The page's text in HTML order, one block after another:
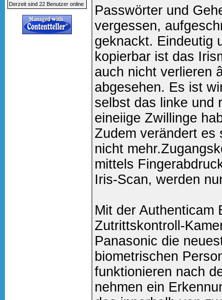
Derzeit sind 22 Benutzer online
Passwörter und
vergessen,
geknackt. Eindeutig
kopierbar ist das
auch nicht verlieren
abgesehen. Es ist
selbst das linke und
eineiige Zwillinge
Zudem verändert es
nicht
mittels
Iris-Scan, werden
Mit der Authenticam
Zutrittskontroll-
Panasonic die
biometrischen
funktionieren nach
nehmen ein